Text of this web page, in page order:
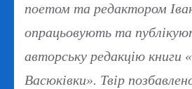
поетом та редактором
опрацьовують та
авторську редакцію книги
Васюківки». Твір